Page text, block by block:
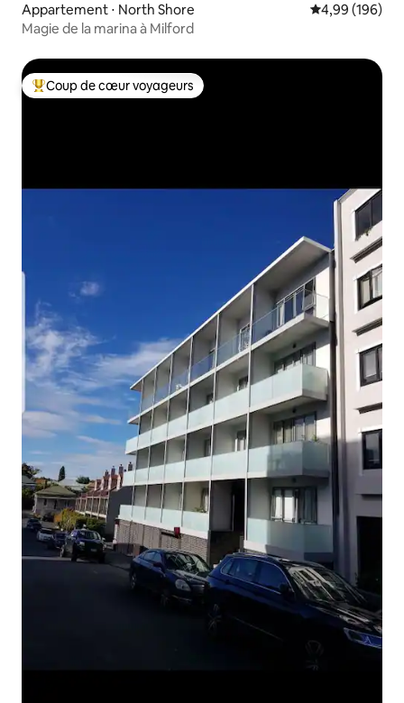
Appartement ⋅ North Shore Évaluation
4,99 (196)
Magie de la marina à Milford
Coups de cœur voyageurs les plus appréciés
Coup de cœur voyageurs